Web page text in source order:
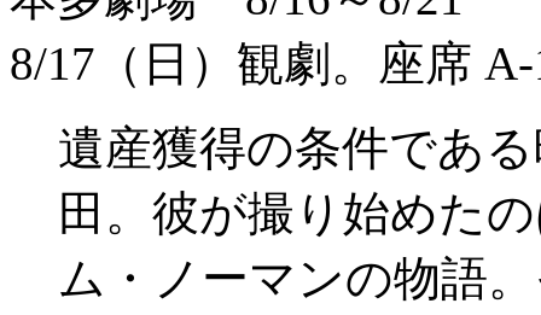
8/17（日）観劇。座席
遺産獲得の条件であ
田。彼が撮り始めた
ム・ノーマンの物語